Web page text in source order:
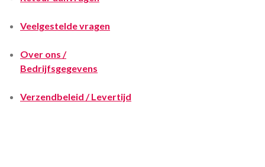
Veelgestelde vragen
Over ons /
Bedrijfsgegevens
Verzendbeleid / Levertijd